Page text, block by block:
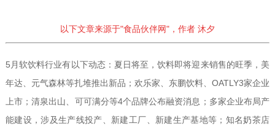
以下文章来源于"食品伙伴网"，作者 沐夕
5月软饮料行业有以下动态：夏日将至，饮料即将迎来销售的旺季，美
年达、元气森林等扎堆推出新品；欢乐家、东鹏饮料、OATLY3家企业
上市；清泉出山、可可满分等4个品牌公布融资消息；多家企业布局产
能建设，涉及生产线投产、新建工厂、新建生产基地等；知名奶茶店